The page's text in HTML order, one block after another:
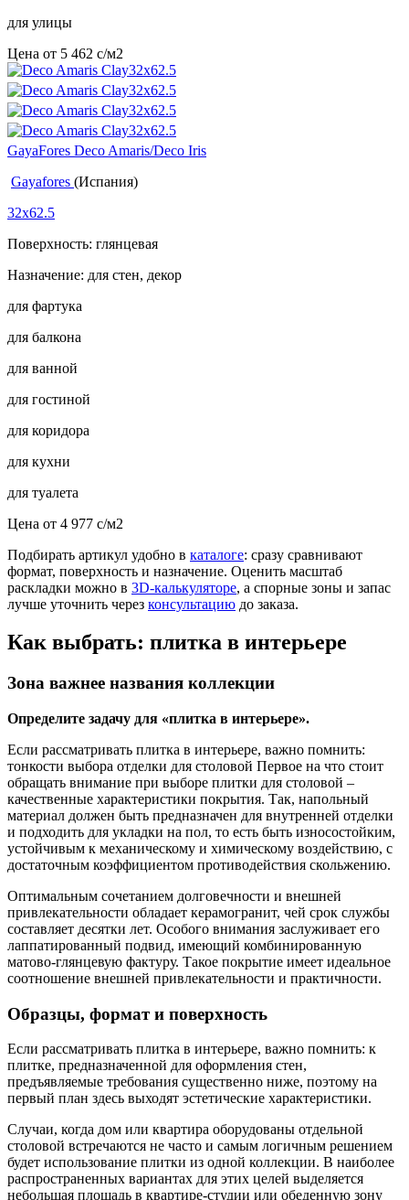
для улицы
Цена от 5 462 c/м2
GayaFores Deco Amaris/Deco Iris
Gayafores (Испания)
32x62.5
Поверхность: глянцевая
Назначение: для стен, декор
для фартука
для балкона
для ванной
для гостиной
для коридора
для кухни
для туалета
Цена от 4 977 c/м2
Подбирать артикул удобно в каталоге: сразу сравнивают
формат, поверхность и назначение. Оценить масштаб
раскладки можно в 3D-калькуляторе, а спорные зоны и запас
лучше уточнить через консультацию до заказа.
Как выбрать: плитка в интерьере
Зона важнее названия коллекции
Определите задачу для «плитка в интерьере».
Если рассматривать плитка в интерьере, важно помнить:
тонкости выбора отделки для столовой Первое на что стоит
обращать внимание при выборе плитки для столовой –
качественные характеристики покрытия. Так, напольный
материал должен быть предназначен для внутренней отделки
и подходить для укладки на пол, то есть быть износостойким,
устойчивым к механическому и химическому воздействию, с
достаточным коэффициентом противодействия скольжению.
Оптимальным сочетанием долговечности и внешней
привлекательности обладает керамогранит, чей срок службы
составляет десятки лет. Особого внимания заслуживает его
лаппатированный подвид, имеющий комбинированную
матово-глянцевую фактуру. Такое покрытие имеет идеальное
соотношение внешней привлекательности и практичности.
Образцы, формат и поверхность
Если рассматривать плитка в интерьере, важно помнить: к
плитке, предназначенной для оформления стен,
предъявляемые требования существенно ниже, поэтому на
первый план здесь выходят эстетические характеристики.
Случаи, когда дом или квартира оборудованы отдельной
столовой встречаются не часто и самым логичным решением
будет использование плитки из одной коллекции. В наиболее
распространенных вариантах для этих целей выделяется
небольшая площадь в квартире-студии или обеденную зону